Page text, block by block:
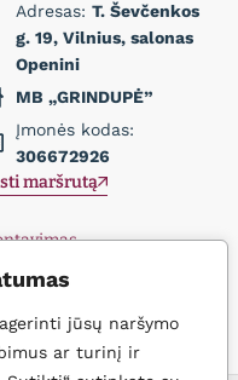
jūsų naršymo
ar turinį ir
Adresas: T. Ševčenkos
g. 19, Vilnius, salonas
Openini
MB „GRINDUPĖ”
Įmonės kodas:
306672926
maršrutą